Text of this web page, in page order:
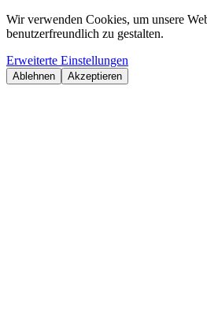
Wir verwenden Cookies, um unsere
benutzerfreundlich zu gestalten.
Erweiterte Einstellungen
Ablehnen Akzeptieren